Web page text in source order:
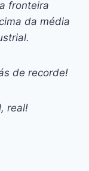
fronteira
da média
de recorde!
real!